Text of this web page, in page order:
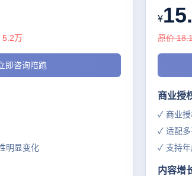
5.2万
即咨询陪跑
明显变化
¥
原价
商业授
✓ 商业
✓ 适配多
✓ 支持年
内容增